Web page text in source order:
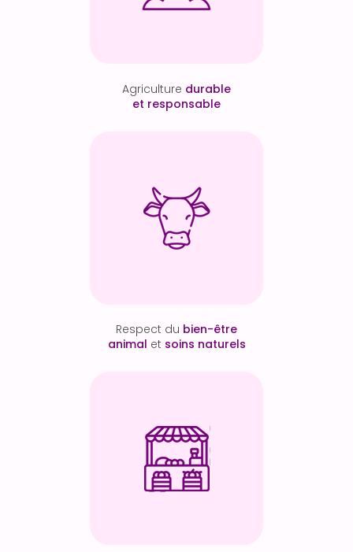
Agriculture durable
et responsable
Respect du bien-être
animal et soins naturels